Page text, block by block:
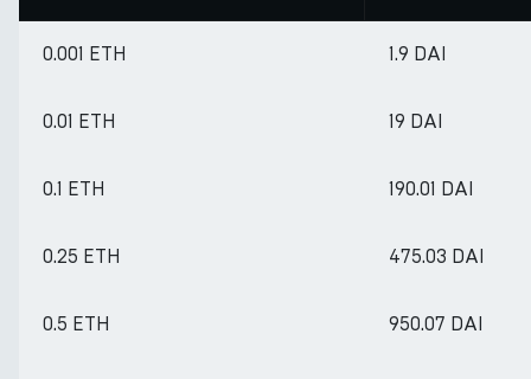
0.001 ETH 1.9 DAI
0.01 ETH 19 DAI
0.1 ETH 190.01 DAI
0.25 ETH 475.03 DAI
0.5 ETH 950.07 DAI